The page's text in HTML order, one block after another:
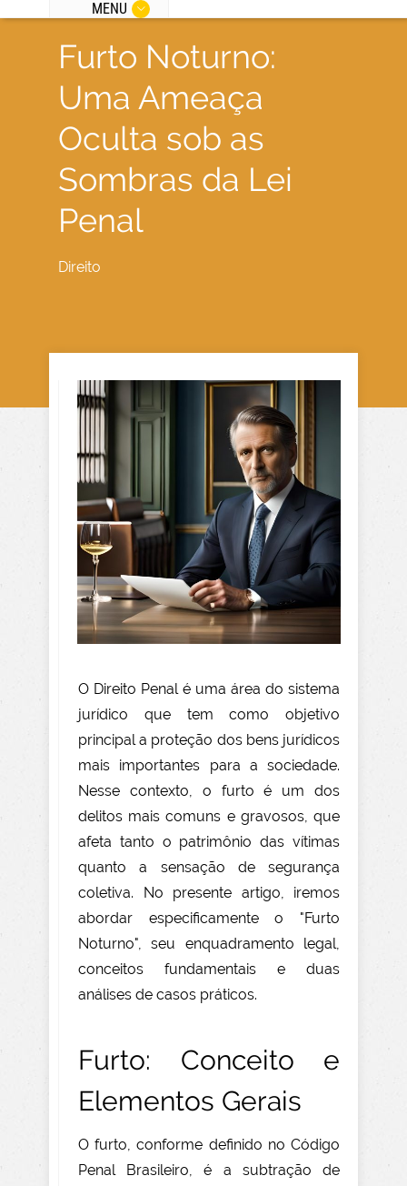
MENU
Furto Noturno:
Uma Ameaça
Oculta sob as
Sombras da Lei
Penal
Direito
O Direito Penal é uma área do sistema
jurídico que tem como objetivo
principal a proteção dos bens jurídicos
mais importantes para a sociedade.
Nesse contexto, o furto é um dos
delitos mais comuns e gravosos, que
afeta tanto o patrimônio das vítimas
quanto a sensação de segurança
coletiva. No presente artigo, iremos
abordar especificamente o "Furto
Noturno", seu enquadramento legal,
conceitos fundamentais e duas
análises de casos práticos.
Furto: Conceito e
Elementos Gerais
O furto, conforme definido no Código
Penal Brasileiro, é a subtração de